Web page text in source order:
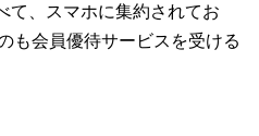
て、スマホに集約されてお
も会員優待サービスを受ける